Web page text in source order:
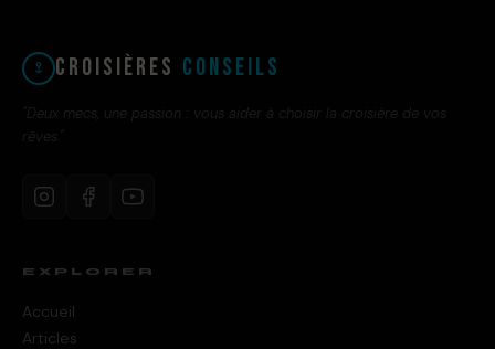
Croisières Conseils
"Deux mecs, une passion : vous aider à choisir la croisière de vos
rêves."
EXPLORER
Accueil
Articles